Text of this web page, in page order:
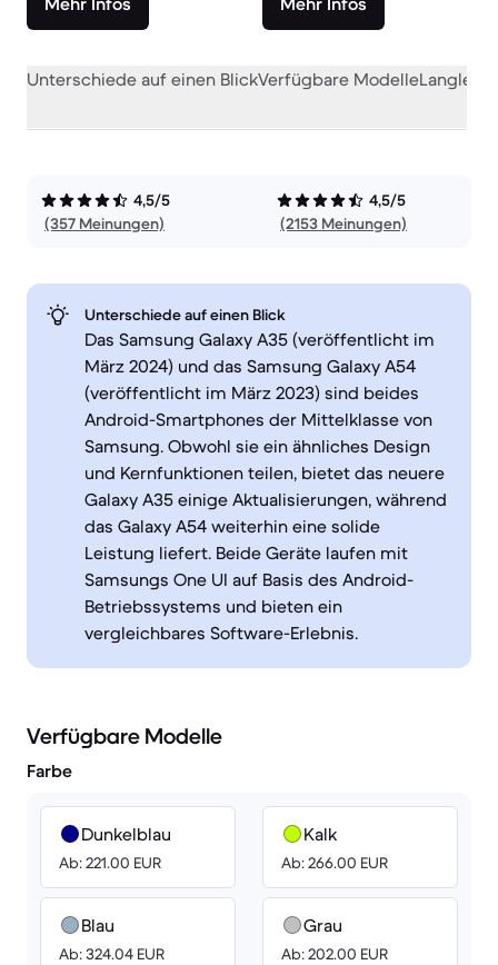
Unterschiede auf einen BlickVerfügbare Modelle
4,5/5
(357 Meinungen)
4,5/5
(2153 Meinungen)
Unterschiede auf einen Blick
Das Samsung Galaxy A35 (veröffentlicht im
März 2024) und das Samsung Galaxy A54
(veröffentlicht im März 2023) sind beides
Android-Smartphones der Mittelklasse von
Samsung. Obwohl sie ein ähnliches Design
und Kernfunktionen teilen, bietet das neuere
Galaxy A35 einige Aktualisierungen, während
das Galaxy A54 weiterhin eine solide
Leistung liefert. Beide Geräte laufen mit
Samsungs One UI auf Basis des Android-
Betriebssystems und bieten ein
vergleichbares Software-Erlebnis.
Verfügbare Modelle
Farbe
Dunkelblau
Ab: 221.00 EUR
Blau
Ab: 324.04 EUR
Kalk
Ab: 266.00 EUR
Grau
Ab: 202.00 EUR